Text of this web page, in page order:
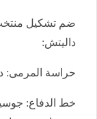
ضم تشكيل منتخب
داليتش:
حراسة المرمى:
خط الدفاع: